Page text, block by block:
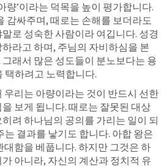
량’이라는 덕목을 높이 평가합니다.
감싸주며, 때로는 손해를 보더라도
로 성숙한 사람이라 여깁니다. 성경
라고 하며, 주님의 자비하심을 본
래서 많은 성도들이 분노보다는 용
택하려고 노력합니다.
우리는 아량이라는 것이 반드시 선한
보게 됩니다. 때로는 잘못된 대상
려 하나님의 공의를 가리는 일이 되
는 결과를 낳기도 합니다. 아합 왕은
대함을 베풉니다. 하지만 그것은 하
아니라, 자신의 계산과 정치적 유